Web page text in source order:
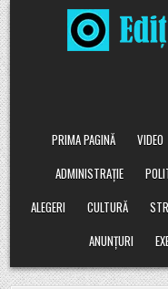
Skip
to
content
PRIMA PAGINĂ
VIDEO
ADMINISTRAȚIE
ALEGERI
CULTURĂ
ANUNȚURI